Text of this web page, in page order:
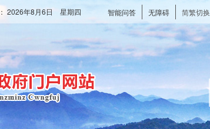
智能问答 无障碍 简繁切换
2026年8月6日 星期四